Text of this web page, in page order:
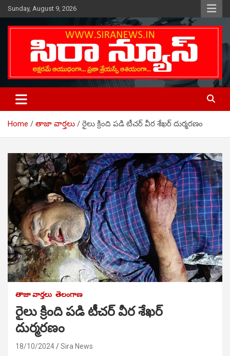
Skip
to
content
Sunday, August 9, 2026
SIRA NEWS
Telugu Online News Daily
Home తాజా వార్తలు రైలు క్రింది పడి టీచర్ వీర శేఖర్ దుర్మరణం
తాజా వార్తలు తెలంగాణ
రైలు క్రింది పడి టీచర్ వీర శేఖర్
దుర్మరణం
18/10/2024
Sira News